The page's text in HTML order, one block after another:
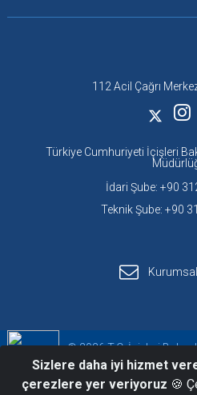
112 Acil Çağrı
Türkiye Cumhuriyeti İçişleri
İdari Şube: +90
Teknik Şube: +90
© 2026 T.C. İçişleri
Acil Çağrı Hizmetleri Daire
Sizlere daha iyi hizmet
çerezlere yer veriyoruz 🍪